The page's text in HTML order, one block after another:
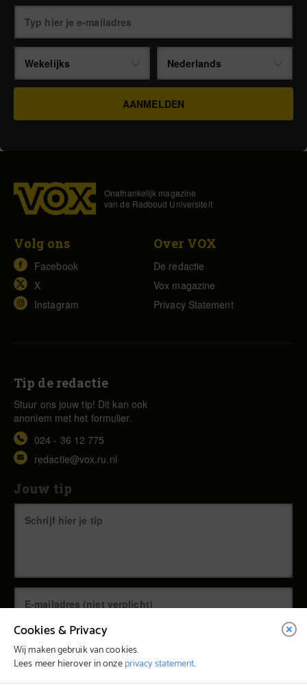
Wekelijks Nederlands
Onafhankelijk magazine
van de Radboud Universiteit
Volg ons
Facebook
X
Instagram
Over VOX
De redactie
Vox magazine
Privacy Statement
Tip de redactie
Stuur ons jouw tip! Dit kan ook
anoniem met het formulier.
024 - 36 12 775
redactie@vox.ru.nl
Jouw tip
Cookies & Privacy
Wij maken gebruik van cookies.
Lees meer hierover in onzeprivacy statement.